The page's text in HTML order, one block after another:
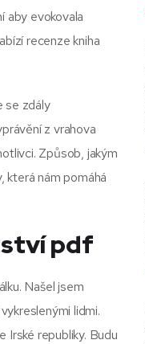
aby evokovala
recenze kniha
se zdály
z vrahova
Způsob, jakým
která nám pomáhá
pdf
Našel jsem
lidmi.
Irské republiky. Budu